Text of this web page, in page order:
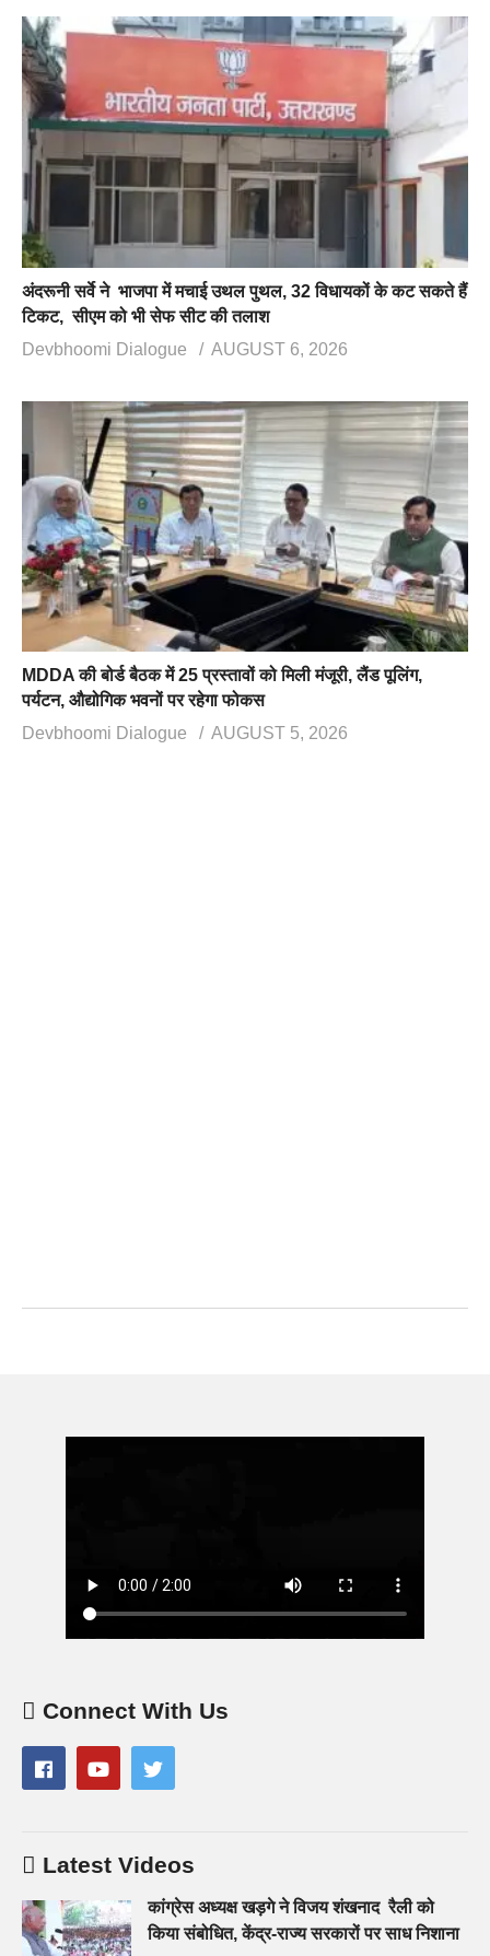
अंदरूनी सर्वे ने भाजपा में मचाई उथल पुथल, 32 विधायकों के कट सकते हैं
टिकट, सीएम को भी सेफ सीट की तलाश
Devbhoomi Dialogue
AUGUST 6, 2026
MDDA की बोर्ड बैठक में 25 प्रस्तावों को मिली मंजूरी, लैंड पूलिंग,
पर्यटन, औद्योगिक भवनों पर रहेगा फोकस
Devbhoomi Dialogue
AUGUST 5, 2026
Connect With Us
Latest Videos
कांग्रेस अध्यक्ष खड़गे ने विजय शंखनाद रैली को
किया संबोधित, केंद्र-राज्य सरकारों पर साध निशाना